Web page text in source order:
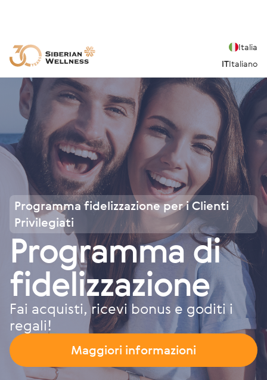
Italia
ITItaliano
Programma fidelizzazione per i Clienti
Privilegiati
Programma di
fidelizzazione
Fai acquisti, ricevi bonus e goditi i
regali!
Maggiori informazioni